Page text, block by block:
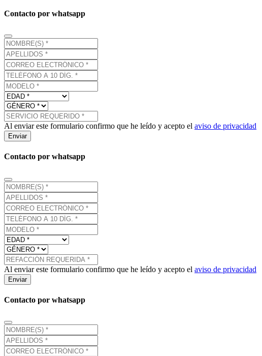
Contacto por whatsapp
Al enviar este formulario confirmo que he leído y acepto el aviso de privacidad
Enviar
Contacto por whatsapp
Al enviar este formulario confirmo que he leído y acepto el aviso de privacidad
Enviar
Contacto por whatsapp